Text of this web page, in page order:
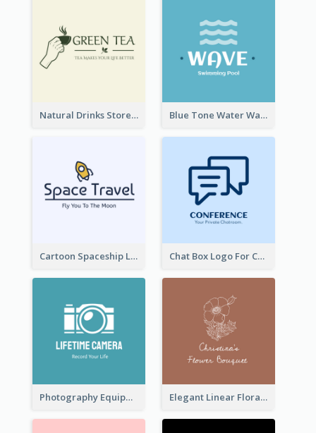
Natural Drinks Store In Monochrome Blue Tone Water Wave Logo
Cartoon Spaceship Logo Chat Box Logo For Chatroom Services
Photography Equipment Graphic Logo In Monochrome Elegant Linear Floral Logo